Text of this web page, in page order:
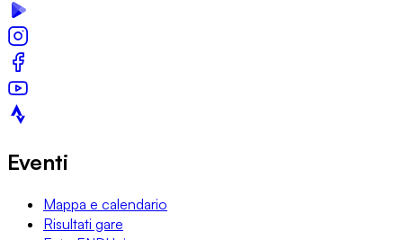
Eventi
Mappa e calendario
Risultati gare